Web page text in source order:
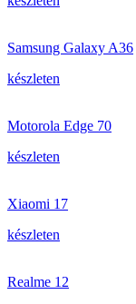
Samsung Galaxy A36
készleten
Motorola Edge 70
készleten
Xiaomi 17
készleten
Realme 12